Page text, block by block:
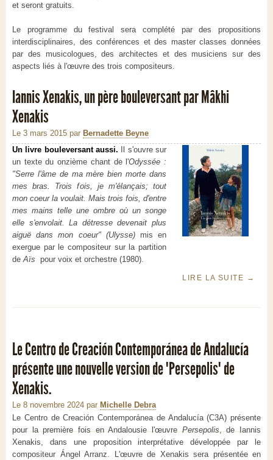
et seront gratuits.
Le programme du festival sera complété par des propositions
interdisciplinaires, des conférences et des master classes données
par des musicologues, des architectes et des musiciens sur des
aspects liés à l'œuvre des trois compositeurs.
Iannis Xenakis, un père bouleversant par Mâkhi
Xenakis
Le 3 mars 2015 par Bernadette Beyne
Un livre bouleversant aussi. Il s'ouvre sur
un texte du onzième chant de l'Odyssée :
"Serre l'âme de ma mère bien morte dans
mes bras. Trois fois, je m'élançais; tout
mon coeur la voulait. Mais trois fois, d'entre
mes mains telle une ombre où un songe
elle s'envolait. La détresse devenait plus
aiguë dans mon coeur" (Ulysse)mis en
exergue par le compositeur sur la partition
deAïs pour voix et orchestre (1980).
LIRE LA SUITE →
Le Centro de Creación Contemporánea de Andalucía
présente une nouvelle version de "Persepolis" de
Xenakis.
Le 8 novembre 2024 par Michelle Debra
Le Centro de Creación Contemporánea de Andalucía (C3A) présente
pour la première fois en Andalousie l'œuvrePersepolis, de Iannis
Xenakis, dans une proposition interprétative développée par le
compositeur Ángel Arranz. L'œuvre de Xenakis sera présentée en